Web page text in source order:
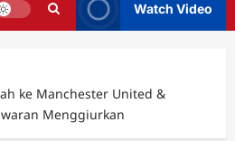
Watch Video
ke Manchester United &
Menggiurkan